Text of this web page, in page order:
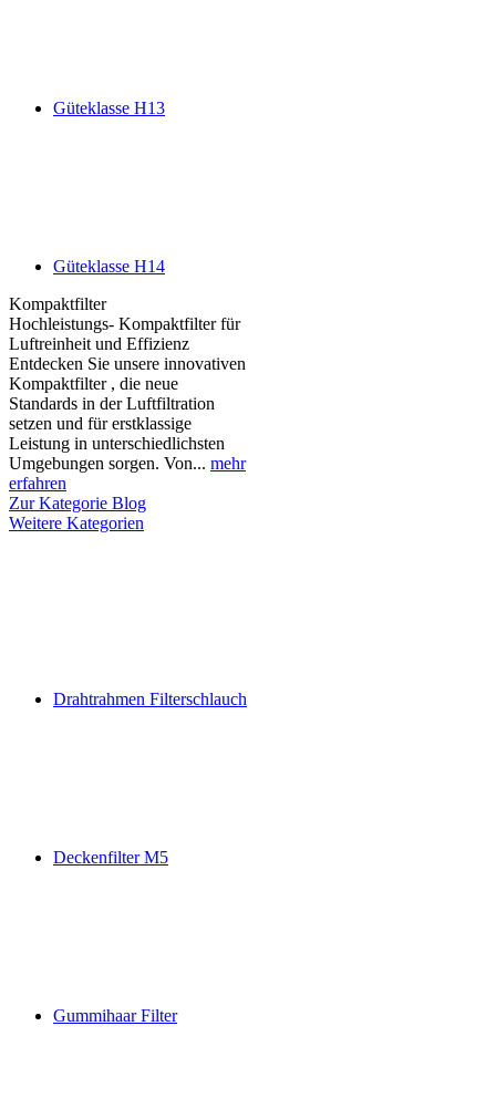
Güteklasse H13
Güteklasse H14
Kompaktfilter
Hochleistungs- Kompaktfilter für
Luftreinheit und Effizienz
Entdecken Sie unsere innovativen
Kompaktfilter , die neue
Standards in der Luftfiltration
setzen und für erstklassige
Leistung in unterschiedlichsten
Umgebungen sorgen. Von... mehr
erfahren
Zur Kategorie Blog
Weitere Kategorien
Drahtrahmen Filterschlauch
Deckenfilter M5
Gummihaar Filter